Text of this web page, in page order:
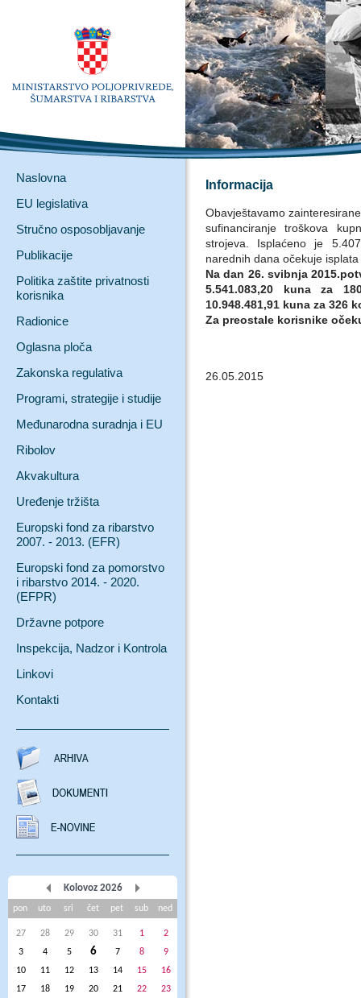
Naslovna
EU legislativa
Stručno osposobljavanje
Publikacije
Politika zaštite privatnosti
korisnika
Radionice
Oglasna ploča
Zakonska regulativa
Programi, strategije i studije
Međunarodna suradnja i EU
Ribolov
Akvakultura
Uređenje tržišta
Europski fond za ribarstvo
2007. - 2013. (EFR)
Europski fond za pomorstvo
i ribarstvo 2014. - 2020.
(EFPR)
Državne potpore
Inspekcija, Nadzor i Kontrola
Linkovi
Kontakti
Kolovoz 2026
pon uto sri čet pet sub ned
27 28 29 30 31 1
2
3
4 5 6 7 8
9
10
11 12 13 14 15
16
17
18 19 20 21 22
23
Informacija
Obavještavamo
sufinanciranje troškova
strojeva. Isplaćeno je
narednih dana očekuje
Na dan 26. svibnja
5.541.083,20 kuna za
10.948.481,91 kuna za 326
Za preostale korisnike
26.05.2015